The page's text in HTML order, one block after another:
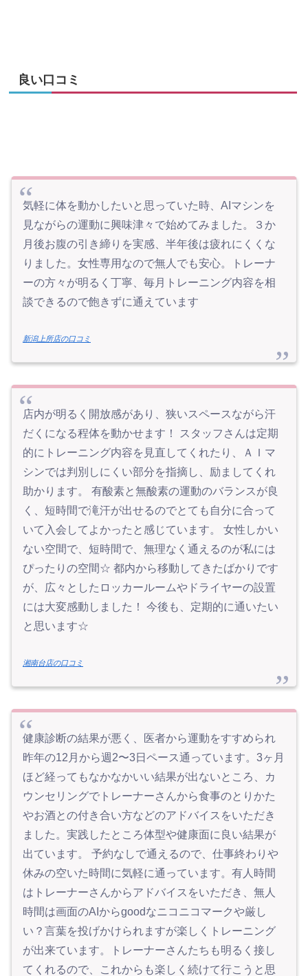
良い口コミ
気軽に体を動かしたいと思っていた時、AIマシンを
見ながらの運動に興味津々で始めてみました。３か
月後お腹の引き締りを実感、半年後は疲れにくくな
りました。女性専用なので無人でも安心。トレーナ
ーの方々が明るく丁寧、毎月トレーニング内容を相
談できるので飽きずに通えています
新潟上所店の口コミ
店内が明るく開放感があり、狭いスペースながら汗
だくになる程体を動かせます！ スタッフさんは定期
的にトレーニング内容を見直してくれたり、ＡＩマ
シンでは判別しにくい部分を指摘し、励ましてくれ
助かります。 有酸素と無酸素の運動のバランスが良
く、短時間で滝汗が出せるのでとても自分に合って
いて入会してよかったと感じています。 女性しかい
ない空間で、短時間で、無理なく通えるのが私には
ぴったりの空間☆ 都内から移動してきたばかりです
が、広々としたロッカールームやドライヤーの設置
には大変感動しました！ 今後も、定期的に通いたい
と思います☆
湘南台店の口コミ
健康診断の結果が悪く、医者から運動をすすめられ
昨年の12月から週2〜3日ペース通っています。3ヶ月
ほど経ってもなかなかいい結果が出ないところ、カ
ウンセリングでトレーナーさんから食事のとりかた
やお酒との付き合い方などのアドバイスをいただき
ました。実践したところ体型や健康面に良い結果が
出ています。 予約なしで通えるので、仕事終わりや
休みの空いた時間に気軽に通っています。有人時間
はトレーナーさんからアドバイスをいただき、無人
時間は画面のAIからgoodなニコニコマークや厳し
い？言葉を投げかけられますが楽しくトレーニング
が出来ています。トレーナーさんたちも明るく接し
てくれるので、これからも楽しく続けて行こうと思